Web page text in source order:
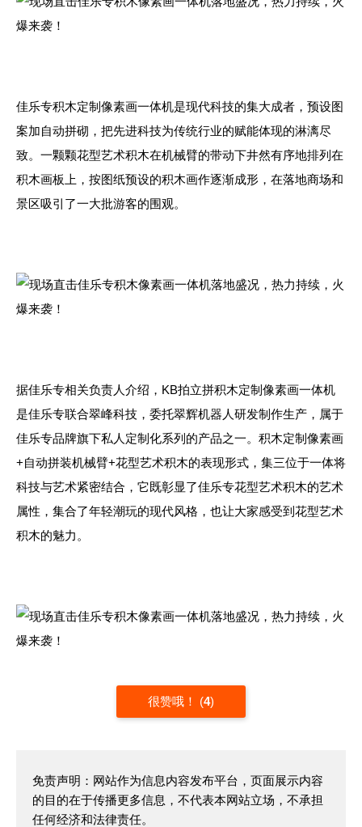
佳乐专积木定制像素画一体机是现代科技的集大成者，预设图
案加自动拼砌，把先进科技为传统行业的赋能体现的淋漓尽
致。一颗颗花型艺术积木在机械臂的带动下井然有序地排列在
积木画板上，按图纸预设的积木画作逐渐成形，在落地商场和
景区吸引了一大批游客的围观。
据佳乐专相关负责人介绍，KB拍立拼积木定制像素画一体机
是佳乐专联合翠峰科技，委托翠辉机器人研发制作生产，属于
佳乐专品牌旗下私人定制化系列的产品之一。积木定制像素画
+自动拼装机械臂+花型艺术积木的表现形式，集三位于一体将
科技与艺术紧密结合，它既彰显了佳乐专花型艺术积木的艺术
属性，集合了年轻潮玩的现代风格，也让大家感受到花型艺术
积木的魅力。
很赞哦！ (4)
免责声明：网站作为信息内容发布平台，页面展示内容
的目的在于传播更多信息，不代表本网站立场，不承担
任何经济和法律责任。